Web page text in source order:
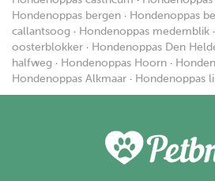
Hondenoppas bergen · Hondenoppas
callantsoog · Hondenoppas medemblik ·
oosterblokker · Hondenoppas Den
halfweg · Hondenoppas Hoorn ·
Hondenoppas Alkmaar · Hondenoppas